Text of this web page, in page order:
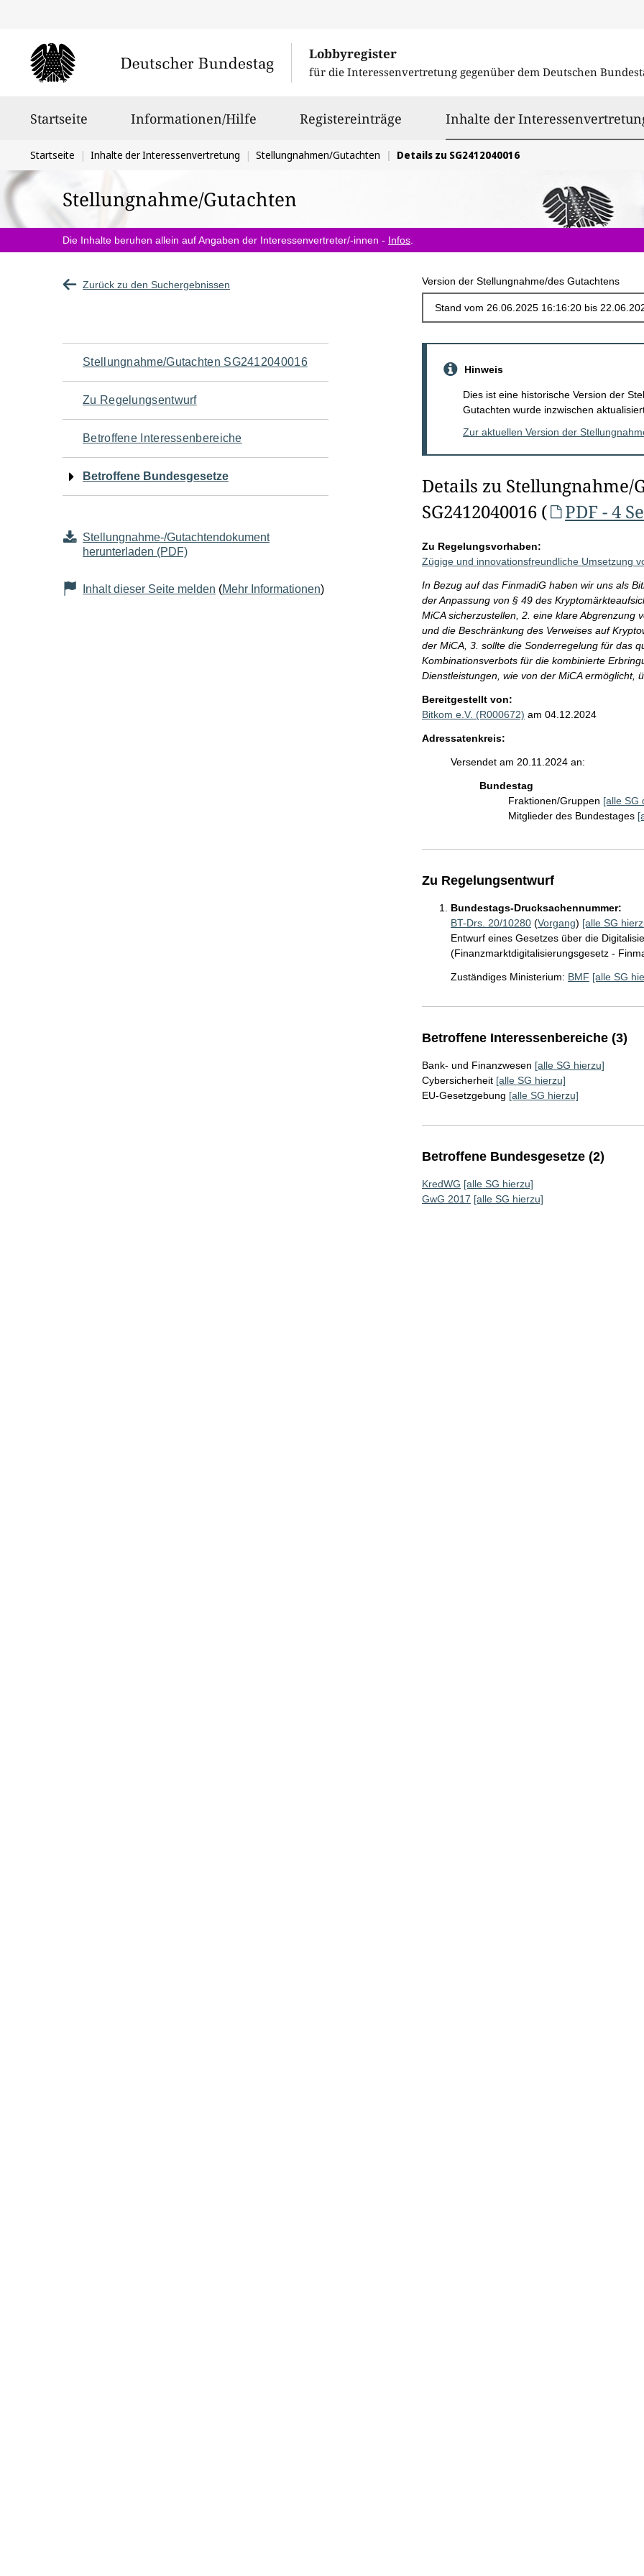
Lobbyregister
für die Interessenvertretung gegenüber dem Deutschen
Startseite Informationen/Hilfe Registereinträge Inhalte der
Sie
befinden
sich
hier:
Startseite Inhalte der Interessenvertretung Stellungnahmen/Gutachten Details zu SG2412040016
Stellungnahme/Gutachten
Die Inhalte beruhen allein auf Angaben der Interessenvertreter/-innen - Infos
Zurück zu den Suchergebnissen Version der Stellungnahme/des Gutachtens
Navigation
für
den
Seiteninhalt
Stellungnahme/Gutachten SG2412040016
Zu Regelungsentwurf
Betroffene Interessenbereiche
Betroffene Bundesgesetze
Stellungnahme-/Gutachtendokument
herunterladen (PDF)
Inhalt dieser Seite melden (Mehr Informationen)
Hinweis
Dies ist eine historische Version der
Gutachten wurde inzwischen
Zur aktuellen Version der
Details zu Stellungnahme/
SG2412040016 (
PDF - 4
Zu Regelungsvorhaben:
Zügige und innovationsfreundliche Umsetzung
In Bezug auf das FinmadiG haben wir uns als
der Anpassung von § 49 des
MiCA sicherzustellen, 2. eine klare Abgrenzung
und die Beschränkung des Verweises auf
der MiCA, 3. sollte die Sonderregelung für das
Kombinationsverbots für die kombinierte
Dienstleistungen, wie von der MiCA ermöglicht,
Bereitgestellt von:
Bitkom e.V. (R000672) am 04.12.2024
Adressatenkreis:
Versendet am 20.11.2024 an:
Bundestag
Fraktionen/Gruppen [alle SG
Mitglieder des Bundestages
Zu Regelungsentwurf
Bundestags-Drucksachennummer:
BT-Drs. 20/10280(Vorgang) [alle SG
Entwurf eines Gesetzes über die
(Finanzmarktdigitalisierungsgesetz -
Zuständiges Ministerium: BMF [alle SG
Betroffene Interessenbereiche (3)
Bank- und Finanzwesen [alle SG hierzu]
Cybersicherheit [alle SG hierzu]
EU-Gesetzgebung [alle SG hierzu]
Betroffene Bundesgesetze (2)
KredWG [alle SG hierzu]
GwG 2017 [alle SG hierzu]